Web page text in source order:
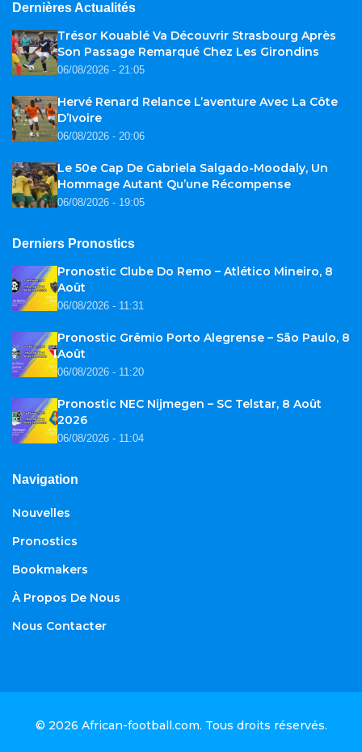
Dernières Actualités
Trésor Kouablé Va Découvrir Strasbourg Après
Son Passage Remarqué Chez Les Girondins
06/08/2026 - 21:05
Hervé Renard Relance L’aventure Avec La Côte
D’Ivoire
06/08/2026 - 20:06
Le 50e Cap De Gabriela Salgado-Moodaly, Un
Hommage Autant Qu’une Récompense
06/08/2026 - 19:05
Derniers Pronostics
Pronostic Clube Do Remo – Atlético Mineiro, 8
Août
06/08/2026 - 11:31
Pronostic Grêmio Porto Alegrense – São Paulo, 8
Août
06/08/2026 - 11:20
Pronostic NEC Nijmegen – SC Telstar, 8 Août
2026
06/08/2026 - 11:04
Navigation
Nouvelles
Pronostics
Bookmakers
À Propos De Nous
Nous Contacter
© 2026 African-football.com. Tous droits réservés.